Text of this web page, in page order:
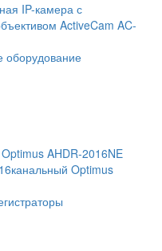
IP-камера с
ActiveCam AC-
оборудование
Optimus